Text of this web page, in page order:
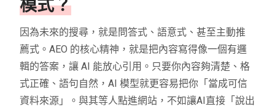
模式？
因為未來的搜尋，就是問答式、語意式、甚至主動推
薦式。AEO 的核心精神，就是把內容寫得像一個有邏
輯的答案，讓 AI 能放心引用。只要你內容夠清楚、格
式正確、語句自然，AI 模型就更容易把你「當成可信
資料來源」。與其等人點進網站，不如讓AI直接「說出